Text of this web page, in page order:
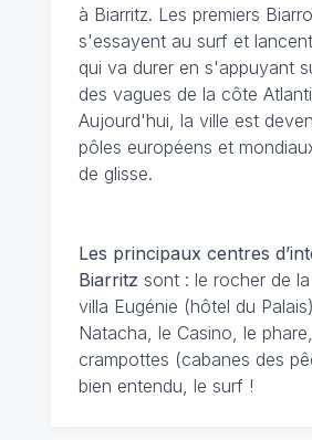
à Biarritz. Les premiers
s'essayent au surf et
qui va durer en s'appuyant
des vagues de la côte
Aujourd'hui, la ville est
pôles européens et
de glisse.
Les principaux centres
Biarritz sont : le rocher de
villa Eugénie (hôtel du
Natacha, le Casino, le
crampottes (cabanes des
bien entendu, le surf !